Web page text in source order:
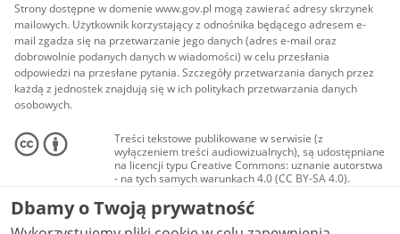
Strony dostępne w domenie www.gov.pl mogą zawierać adresy skrzynek
mailowych. Użytkownik korzystający z odnośnika będącego adresem e-
mail zgadza się na przetwarzanie jego danych (adres e-mail oraz
dobrowolnie podanych danych w wiadomości) w celu przesłania
odpowiedzi na przesłane pytania. Szczegóły przetwarzania danych przez
każdą z jednostek znajdują się w ich politykach przetwarzania danych
osobowych.
Treści tekstowe publikowane w serwisie (z
wyłączeniem treści audiowizualnych), są udostępniane
na licencji typu Creative Commons: uznanie autorstwa
- na tych samych warunkach 4.0 (CC BY-SA 4.0).
Materiały audiowizualne, w tym zdjęcia, materiały
audio i wideo, są udostępniane na licencji typu
Creative Commons: uznanie autorstwa użycie
Dbamy o Twoją prywatność